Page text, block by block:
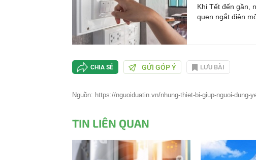
Khi Tết đến gần,
quen ngắt điện
CHIA SẺ GỬI GÓP Ý LƯU BÀI
Nguồn: https://nguoiduatin.vn/nhung-thiet-bi-giup-nguoi-dung-
TIN LIÊN QUAN